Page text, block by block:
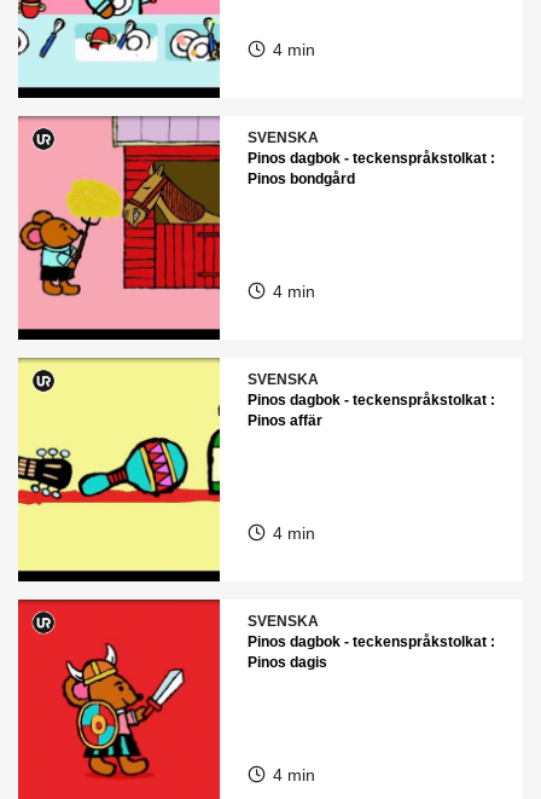
4 min
SVENSKA
Pinos dagbok - teckenspråkstolkat :
Pinos bondgård
4 min
SVENSKA
Pinos dagbok - teckenspråkstolkat :
Pinos affär
4 min
SVENSKA
Pinos dagbok - teckenspråkstolkat :
Pinos dagis
4 min